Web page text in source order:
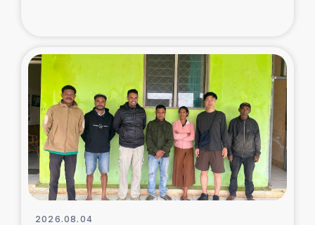
スリランカの南北女性をつなぐサリー・リサイクル・プロ
ジェクト
復興支援事業
民際教育事業
2026.08.04